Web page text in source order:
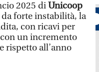
2025 diUnicoop
forte instabilità, la
con ricavi per
un incremento
rispetto all’anno